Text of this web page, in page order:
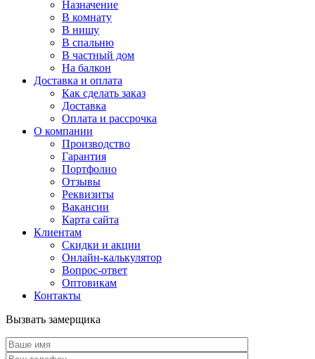
Назначение
В комнату
В нишу
В спальню
В частный дом
На балкон
Доставка и оплата
Как сделать заказ
Доставка
Оплата и рассрочка
О компании
Производство
Гарантия
Портфолио
Отзывы
Реквизиты
Вакансии
Карта сайта
Клиентам
Скидки и акции
Онлайн-калькулятор
Вопрос-ответ
Оптовикам
Контакты
Вызвать замерщика